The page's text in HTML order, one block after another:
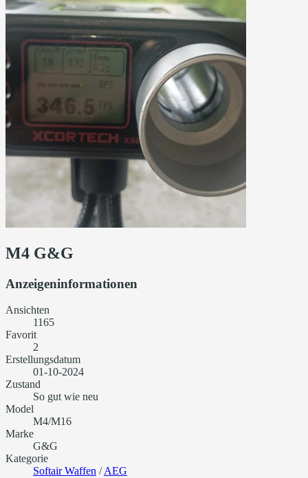
M4 G&G
Anzeigeninformationen
Ansichten
1165
Favorit
2
Erstellungsdatum
01-10-2024
Zustand
So gut wie neu
Model
M4/M16
Marke
G&G
Kategorie
Softair Waffen /AEG